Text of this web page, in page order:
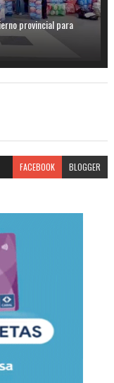
provincial para
FACEBOOK BLOGGER